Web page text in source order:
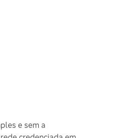
e sem a